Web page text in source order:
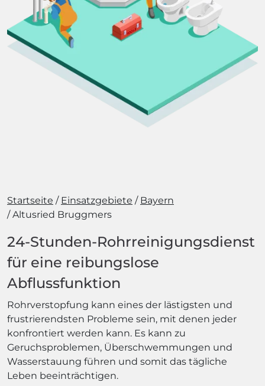
Startseite Einsatzgebiete
Bayern
Altusried Bruggmers
24-Stunden-Rohrreinigungsdienst
für eine reibungslose
Abflussfunktion
Rohrverstopfung kann eines der lästigsten und
frustrierendsten Probleme sein, mit denen jeder
konfrontiert werden kann. Es kann zu
Geruchsproblemen, Überschwemmungen und
Wasserstauung führen und somit das tägliche
Leben beeinträchtigen.